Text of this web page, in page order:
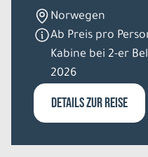
Norwegen
Ab Preis pro
Kabine bei 2-er
2026
DETAILS ZUR REISE